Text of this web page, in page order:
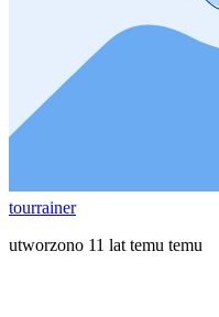
tourrainer
utworzono 11 lat temu temu